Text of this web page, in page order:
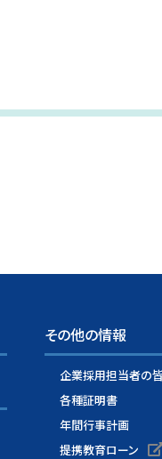
その他の情報
企業採用担当者の
各種証明書
年間行事計画
提携教育ローン